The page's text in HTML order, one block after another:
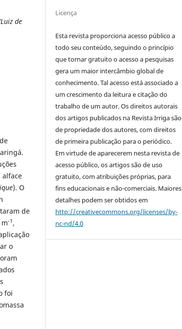
de
alface
). O
de
-1 ,
o
foi
Licença
Esta revista proporciona acesso público a
todo seu conteúdo, seguindo o princípio
que tornar gratuito o acesso a pesquisas
gera um maior intercâmbio global de
conhecimento. Tal acesso está associado a
um crescimento da leitura e citação do
trabalho de um autor. Os direitos autorais
dos artigos publicados na Revista Irriga são
de propriedade dos autores, com direitos
de primeira publicação para o periódico.
Em virtude de aparecerem nesta revista de
acesso público, os artigos são de uso
gratuito, com atribuições próprias, para
fins educacionais e não-comerciais. Maiores
detalhes podem ser obtidos em
http://creativecommons.org/licenses/by-
nc-nd/4.0